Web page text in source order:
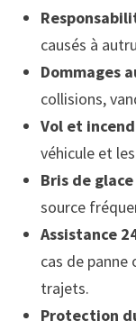
causés à
Dommages
collisions,
Vol et
véhicule et
Bris de glace
source
Assistance
cas de panne
trajets.
Protection